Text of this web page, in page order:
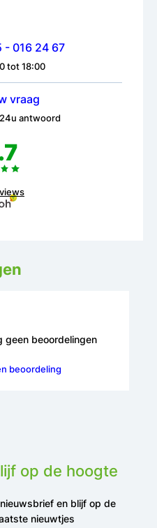
- 016 24 67
tot 18:00
vraag
antwoord
geen beoordelingen
beoordeling
op de hoogte
en blijf op de
nieuwtjes